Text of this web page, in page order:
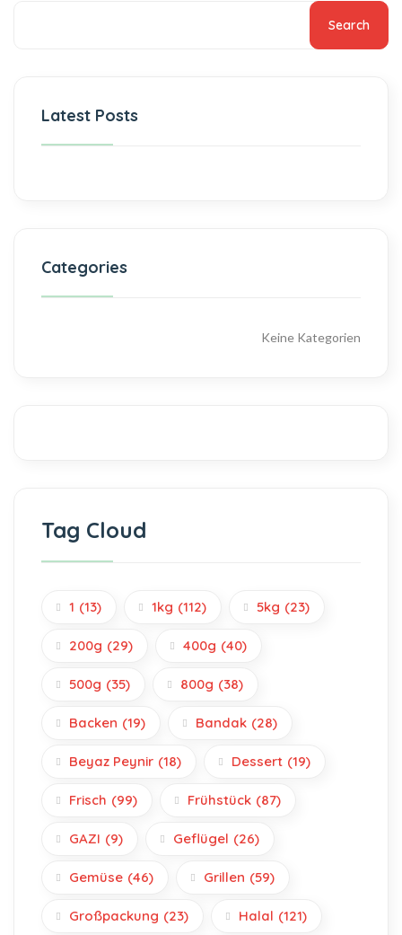
Search
Latest Posts
Categories
Keine Kategorien
Tag Cloud
1 (13) 1kg (112) 5kg (23)
200g (29) 400g (40)
500g (35) 800g (38)
Backen (19) Bandak (28)
Beyaz Peynir (18) Dessert (19)
Frisch (99) Frühstück (87)
GAZI (9) Geflügel (26)
Gemüse (46) Grillen (59)
Großpackung (23) Halal (121)